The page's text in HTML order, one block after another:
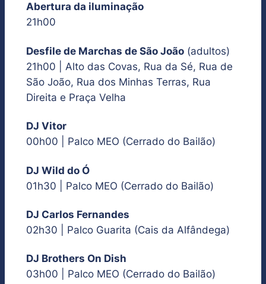
Abertura da iluminação
21h00
Desfile de Marchas de São João(adultos)
21h00 | Alto das Covas, Rua da Sé, Rua de
São João, Rua dos Minhas Terras, Rua
Direita e Praça Velha
DJ Vitor
00h00 | Palco MEO (Cerrado do Bailão)
DJ Wild do Ó
01h30 | Palco MEO (Cerrado do Bailão)
DJ Carlos Fernandes
02h30 | Palco Guarita (Cais da Alfândega)
DJ Brothers On Dish
03h00 | Palco MEO (Cerrado do Bailão)